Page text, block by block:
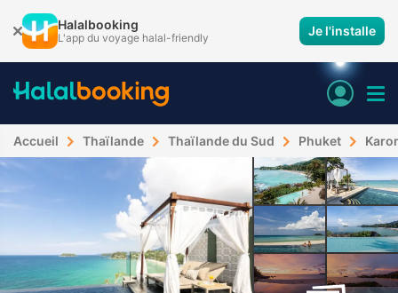
Halalbooking
L'app du voyage halal-friendly Je l'installe
Accueil Thaïlande Thaïlande du Sud Phuket